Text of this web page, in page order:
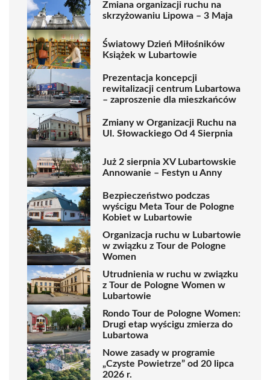
Zmiana organizacji ruchu na
skrzyżowaniu Lipowa – 3 Maja
Światowy Dzień Miłośników
Książek w Lubartowie
Prezentacja koncepcji
rewitalizacji centrum Lubartowa
– zaproszenie dla mieszkańców
Zmiany w Organizacji Ruchu na
Ul. Słowackiego Od 4 Sierpnia
Już 2 sierpnia XV Lubartowskie
Annowanie – Festyn u Anny
Bezpieczeństwo podczas
wyścigu Meta Tour de Pologne
Kobiet w Lubartowie
Organizacja ruchu w Lubartowie
w związku z Tour de Pologne
Women
Utrudnienia w ruchu w związku
z Tour de Pologne Women w
Lubartowie
Rondo Tour de Pologne Women:
Drugi etap wyścigu zmierza do
Lubartowa
Nowe zasady w programie
„Czyste Powietrze” od 20 lipca
2026 r.